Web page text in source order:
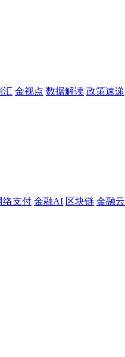
汇 金视点 数据解读 政策速递
络支付 金融AI 区块链 金融云